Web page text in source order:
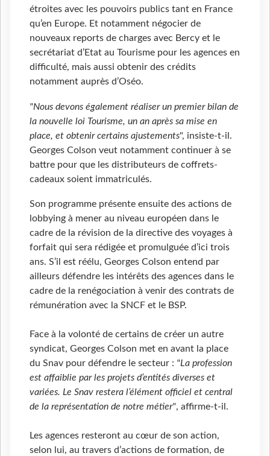
étroites avec les pouvoirs publics tant en France
qu’en Europe. Et notamment négocier de
nouveaux reports de charges avec Bercy et le
secrétariat d’Etat au Tourisme pour les agences en
difficulté, mais aussi obtenir des crédits
notamment auprès d’Oséo.
"Nous devons également réaliser un premier bilan de
la nouvelle loi Tourisme, un an après sa mise en
place, et obtenir certains ajustements", insiste-t-il.
Georges Colson veut notamment continuer à se
battre pour que les distributeurs de coffrets-
cadeaux soient immatriculés.
Son programme présente ensuite des actions de
lobbying à mener au niveau européen dans le
cadre de la révision de la directive des voyages à
forfait qui sera rédigée et promulguée d’ici trois
ans. S’il est réélu, Georges Colson entend par
ailleurs défendre les intérêts des agences dans le
cadre de la renégociation à venir des contrats de
rémunération avec la SNCF et le BSP.
Face à la volonté de certains de créer un autre
syndicat, Georges Colson met en avant la place
du Snav pour défendre le secteur : "La profession
est affaiblie par les projets d’entités diverses et
variées. Le Snav restera l’élément officiel et central
de la représentation de notre métier", affirme-t-il.
Les agences resteront au cœur de son action,
selon lui, au travers d’actions de formation, de